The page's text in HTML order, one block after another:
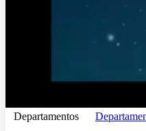
Departamentos